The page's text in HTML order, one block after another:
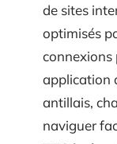
de sites
optimisés
connexions
application
antillais,
naviguer